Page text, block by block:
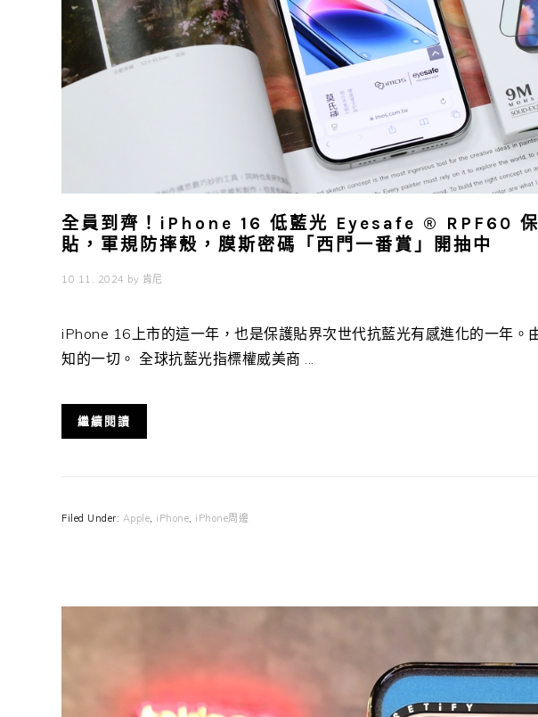
全員到齊！iPhone 16 低藍光 Eyesafe ® RPF60
貼，軍規防摔殼，膜斯密碼「西門一番賞」開抽中
10 11, 2024 by 肯尼
iPhone 16上市的這一年，也是保護貼界次世代抗藍光有感進化的一年。
知的一切。 全球抗藍光指標權威美商 ...
繼續閱讀
Filed Under: Apple, iPhone, iPhone周邊